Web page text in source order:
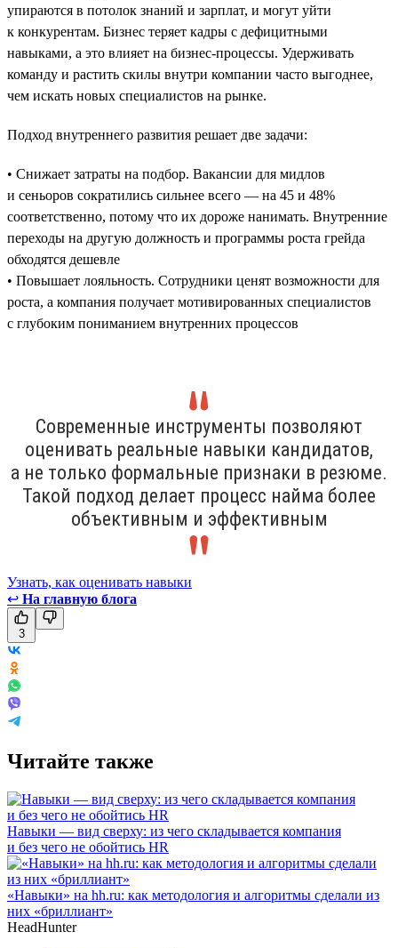
упираются в потолок знаний и зарплат, и могут уйти
к конкурентам. Бизнес теряет кадры с дефицитными
навыками, а это влияет на бизнес-процессы. Удерживать
команду и растить скилы внутри компании часто выгоднее,
чем искать новых специалистов на рынке.
Подход внутреннего развития решает две задачи:
• Снижает затраты на подбор. Вакансии для мидлов
и сеньоров сократились сильнее всего — на 45 и 48%
соответственно, потому что их дороже нанимать. Внутренние
переходы на другую должность и программы роста грейда
обходятся дешевле
• Повышает лояльность. Сотрудники ценят возможности для
роста, а компания получает мотивированных специалистов
с глубоким пониманием внутренних процессов
Современные инструменты позволяют
оценивать реальные навыки кандидатов,
а не только формальные признаки в резюме.
Такой подход делает процесс найма более
объективным и эффективным
Узнать, как оценивать навыки
↩ На главную блога
3
Читайте также
Навыки — вид сверху: из чего складывается компания
и без чего не обойтись HR
«Навыки» на hh.ru: как методология и алгоритмы сделали из
них «бриллиант»
HeadHunter